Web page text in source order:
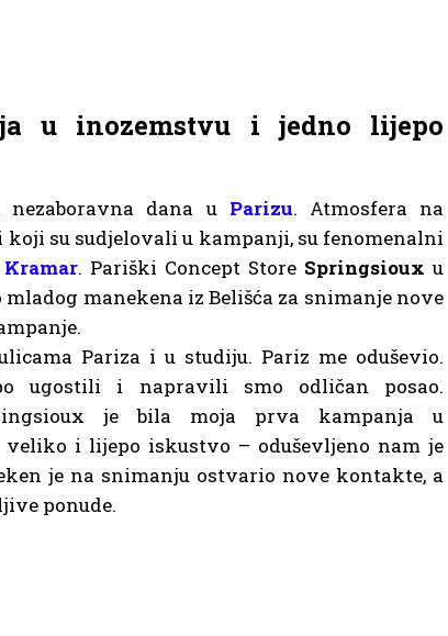
u inozemstvu i jedno lijepo
dana u Parizu. Atmosfera na
su sudjelovali u kampanji, su fenomenalni
. Pariški Concept Store Springsioux u
manekena iz Belišća za snimanje nove
Pariza i u studiju. Pariz me oduševio.
ugostili i napravili smo odličan posao.
je bila moja prva kampanja u
i lijepo iskustvo – oduševljeno nam je
je na snimanju ostvario nove kontakte, a
ponude.